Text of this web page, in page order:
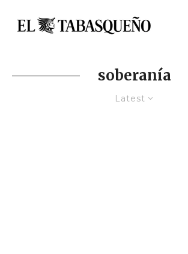
soberanía
Latest